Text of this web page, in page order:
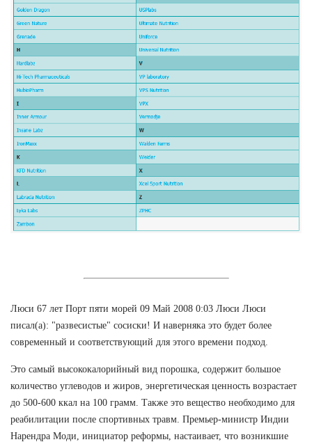
Люси 67 лет Порт пяти морей 09 Май 2008 0:03 Люси Люси
писал(а): "развесистые" сосиски! И наверняка это будет более
современный и соответствующий для этого времени подход.
Это самый высококалорийный вид порошка, содержит большое
количество углеводов и жиров, энергетическая ценность возрастает
до 500-600 ккал на 100 грамм. Также это вещество необходимо для
реабилитации после спортивных травм. Премьер-министр Индии
Нарендра Моди, инициатор реформы, настаивает, что возникшие